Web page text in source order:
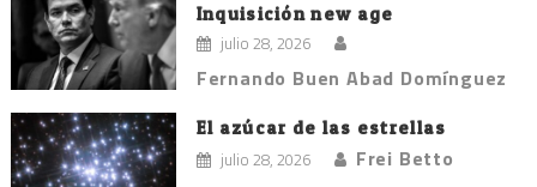
Inquisición new age
julio 28, 2026
Fernando Buen Abad Domínguez
El azúcar de las estrellas
julio 28, 2026 Frei Betto